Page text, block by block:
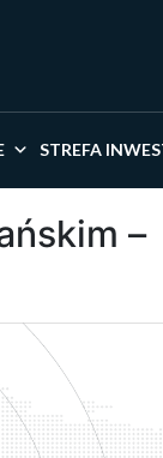
STREFA
–